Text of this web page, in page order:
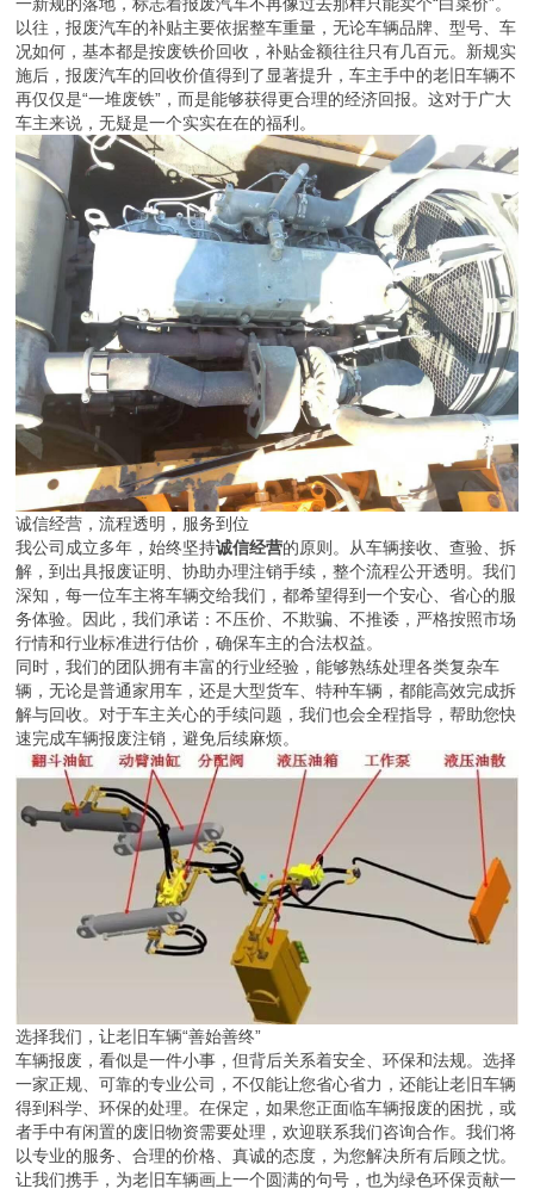
以往，报废汽车的补贴主要依据整车重量，无论车辆品牌、型号、车
况如何，基本都是按废铁价回收，补贴金额往往只有几百元。新规实
施后，报废汽车的回收价值得到了显著提升，车主手中的老旧车辆不
再仅仅是“一堆废铁”，而是能够获得更合理的经济回报。这对于广大
车主来说，无疑是一个实实在在的福利。
诚信经营，流程透明，服务到位
我公司成立多年，始终坚持诚信经营的原则。从车辆接收、查验、拆
解，到出具报废证明、协助办理注销手续，整个流程公开透明。我们
深知，每一位车主将车辆交给我们，都希望得到一个安心、省心的服
务体验。因此，我们承诺：不压价、不欺骗、不推诿，严格按照市场
行情和行业标准进行估价，确保车主的合法权益。
同时，我们的团队拥有丰富的行业经验，能够熟练处理各类复杂车
辆，无论是普通家用车，还是大型货车、特种车辆，都能高效完成拆
解与回收。对于车主关心的手续问题，我们也会全程指导，帮助您快
速完成车辆报废注销，避免后续麻烦。
选择我们，让老旧车辆“善始善终”
车辆报废，看似是一件小事，但背后关系着安全、环保和法规。选择
一家正规、可靠的专业公司，不仅能让您省心省力，还能让老旧车辆
得到科学、环保的处理。在保定，如果您正面临车辆报废的困扰，或
者手中有闲置的废旧物资需要处理，欢迎联系我们咨询合作。我们将
以专业的服务、合理的价格、真诚的态度，为您解决所有后顾之忧。
让我们携手，为老旧车辆画上一个圆满的句号，也为绿色环保贡献一